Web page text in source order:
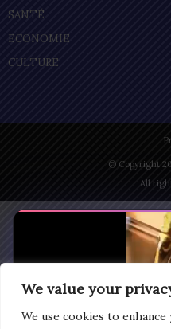
We value your
We use cookies to
SANTÉ
ECONOMIE
CULTURE
© Copyright
All